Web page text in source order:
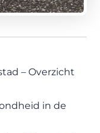
– Overzicht
in de